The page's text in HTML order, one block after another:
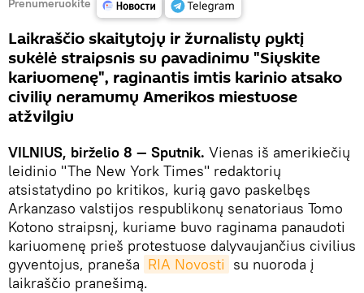
Prenumeruokite
Laikraščio skaitytojų ir žurnalistų pyktį
sukėlė straipsnis su pavadinimu "Siųskite
kariuomenę", raginantis imtis karinio atsako
civilių neramumų Amerikos miestuose
atžvilgiu
VILNIUS, birželio 8 — Sputnik. Vienas iš amerikiečių
leidinio "The New York Times" redaktorių
atsistatydino po kritikos, kurią gavo paskelbęs
Arkanzaso valstijos respublikonų senatoriaus Tomo
Kotono straipsnį, kuriame buvo raginama panaudoti
kariuomenę prieš protestuose dalyvaujančius civilius
gyventojus, praneša RIA Novosti su nuoroda į
laikraščio pranešimą.